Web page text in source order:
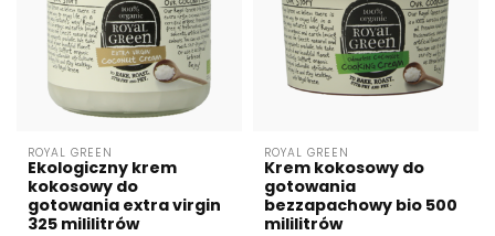
ROYAL GREEN
Ekologiczny krem
kokosowy do
gotowania extra virgin
325 mililitrów
ROYAL GREEN
Krem kokosowy do
gotowania
bezzapachowy bio 500
mililitrów